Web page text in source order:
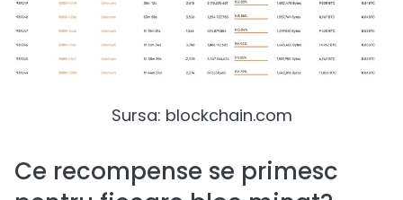
Sursa: blockchain.com
Ce recompense se primesc